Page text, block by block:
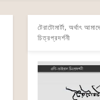
টেরাটোমার্টা, অর্থাৎ
চিত্রপ্রদর্শনী